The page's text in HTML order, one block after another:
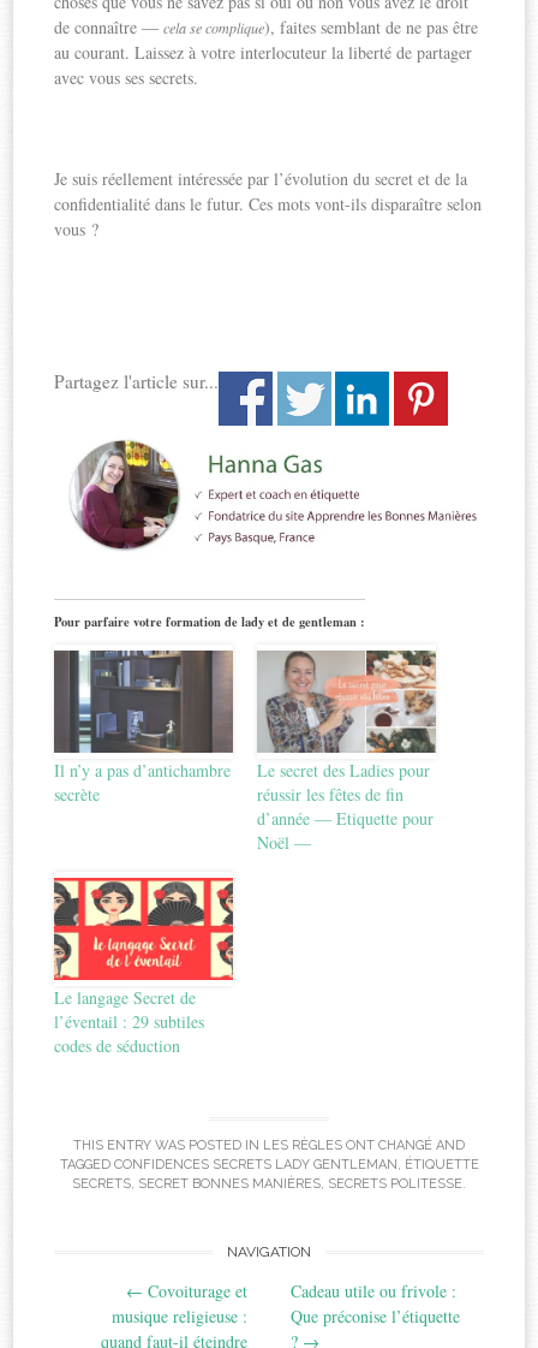
de connaître —cela se complique), faites semblant de ne pas être
au courant. Laissez à votre interlocuteur la liberté de partager
avec vous ses secrets.
Je suis réellement intéressée par l’évolution du secret et de la
confidentialité dans le futur. Ces mots vont-ils disparaître selon
vous ?
Partagez l'article sur...
Pour parfaire votre formation de lady et de gentleman :
Il n’y a pas d’antichambre
secrète
Le secret des Ladies pour
réussir les fêtes de fin
d’année — Etiquette pour
Noël —
Le langage Secret de
l’éventail : 29 subtiles
codes de séduction
THIS ENTRY WAS POSTED IN LES RÈGLES ONT CHANGÉ AND
TAGGED CONFIDENCES SECRETS LADY GENTLEMAN , ÉTIQUETTE
SECRETS, SECRET BONNES MANIÈRES, SECRETS POLITESSE.
navigation
NAVIGATION
← Covoiturage et
musique religieuse :
quand faut-il éteindre
Cadeau utile ou frivole :
Que préconise l’étiquette
? →